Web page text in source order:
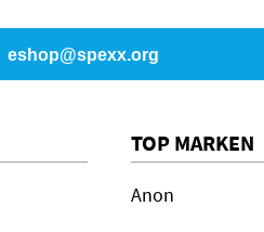
eshop@spexx.org
TOP MARKEN
Anon